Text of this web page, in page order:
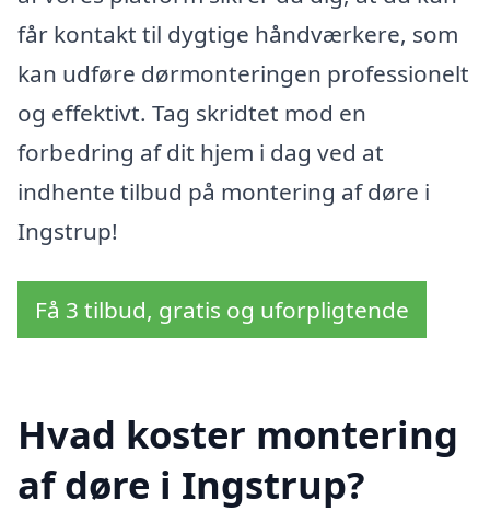
får kontakt til dygtige håndværkere, som
kan udføre dørmonteringen professionelt
og effektivt. Tag skridtet mod en
forbedring af dit hjem i dag ved at
indhente tilbud på montering af døre i
Ingstrup!
Få 3 tilbud, gratis og uforpligtende
Hvad koster montering
af døre i Ingstrup?